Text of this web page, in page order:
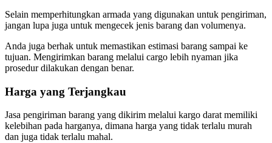
Selain memperhitungkan armada yang digunakan untuk pengiriman,
jangan lupa juga untuk mengecek jenis barang dan volumenya.
Anda juga berhak untuk memastikan estimasi barang sampai ke
tujuan. Mengirimkan barang melalui cargo lebih nyaman jika
prosedur dilakukan dengan benar.
Harga yang Terjangkau
Jasa pengiriman barang yang dikirim melalui kargo darat memiliki
kelebihan pada harganya, dimana harga yang tidak terlalu murah
dan juga tidak terlalu mahal.